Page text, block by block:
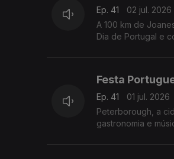
Ep. 41
02 jul. 2026
A 100 km de
Dia de Portugal e
Festa
Ep. 41
01 jul. 2026
Peterborough, a
gastronomia e